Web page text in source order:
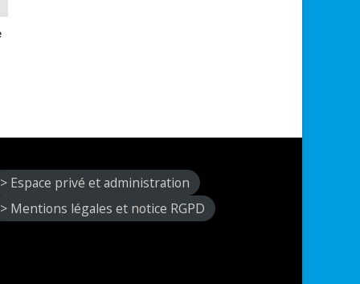
> Espace privé et administration
> Mentions légales et notice RGPD